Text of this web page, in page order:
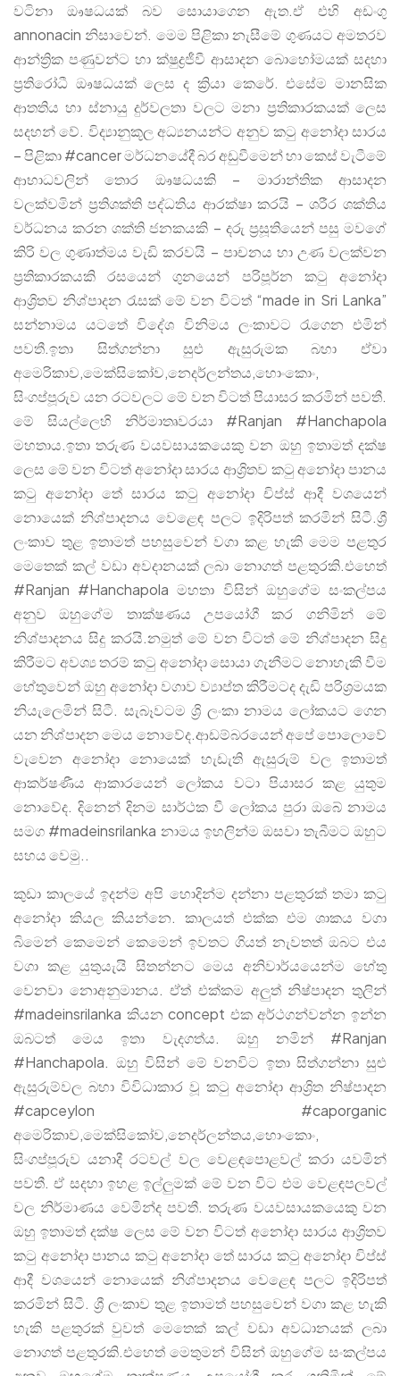
වටිනා ඖෂධයක් බව සොයාගෙන ඇත.ඒ එහි අඩංගු
annonacin නිසාවෙන්. මෙම පිළිකා නැසීමේ ගුණයට අමතරව
ආන්ත්‍රික පණුවන්ට හා ක්ෂුද්‍රජීවී ආසාදන බොහෝමයක් සදහා
ප්‍රතිරෝධී ඖෂධයක් ලෙස ද ක්‍රියා කෙරේ. එසේම මානසික
ආතතිය හා ස්නායු දුර්වලතා වලට මනා ප්‍රතිකාරකයක් ලෙස
සදහන් වේ. විද්‍යානුකූල අධ්‍යනයන්ට අනුව කටු අනෝදා සාරය
– පිළිකා #cancer මර්ධනයේදී බර අඩුවීමෙන් හා කෙස් වැටීමේ
ආභාධවලින් තොර ඖෂධයකි – මාරාන්තික ආසාදන
වලක්වමින් ප්‍රතිශක්ති පද්ධතිය ආරක්ෂා කරයි – ශරීර ශක්තිය
වර්ධනය කරන ශක්ති ජනකයකි – දරු ප්‍රසූතියෙන් පසු මවගේ
කිරි වල ගුණාත්මය වැඩි කරවයි – පාචනය හා උණ වලක්වන
ප්‍රතිකාරකයකි රසයෙන් ගුනයෙන් පරිපූර්න කටු අනෝදා
ආශ්‍රිතව නිශ්පාදන රැසක් මේ වන විටත් “made in Sri Lanka”
සන්නාමය යටතේ විදේශ විනිමය ලංකාවට රැගෙන එමින්
පවතී.ඉතා සිත්ගන්නා සුළු ඇසුරුමක බහා ඒවා
අමෙරිකාව,මෙක්සිකෝව,නෙදර්ලන්තය,හොංකොං,
සිංගප්පූරුව යන රටවලට මේ වන විටත් පියාසර කරමින් පවතී.
මේ සියල්ලෙහි නිර්මාතෘවරයා #Ranjan #Hanchapola
මහතාය.ඉතා තරුණ වයවසායකයෙකු වන ඔහු ඉතාමත් දක්ෂ
ලෙස මේ වන විටත් අනෝදා සාරය ආශ්‍රිතව කටු අනෝදා පානය
කටු අනෝදා තේ සාරය කටු අනෝදා චිප්ස් ආදී වශයෙන්
නොයෙක් නිශ්පාදනය වෙළෙඳ පලට ඉදිරිපත් කරමින් සිටී.ශ්‍රී
ලංකාව තුළ ඉතාමත් පහසුවෙන් වගා කළ හැකි මෙම පළතුර
මෙතෙක් කල් වඩා අවදානයක් ලබා නොගත් පළතුරකි.එහෙත්
#Ranjan #Hanchapola මහතා විසින් ඔහුගේම සංකල්පය
අනුව ඔහුගේම තාක්ෂණය උපයෝගී කර ගනිමින් මේ
නිශ්පාදනය සිදු කරයි.නමුත් මේ වන විටත් මේ නිශ්පාදන සිදු
කිරීමට අවශ්‍ය තරම් කටු අනෝදා සොයා ගැනීමට නොහැකි වීම
හේතුවෙන් ඔහු අනෝදා වගාව ව්‍යාප්ත කිරීමටද දැඩි පරිශ්‍රමයක
නියැලෙමින් සිටී. සැබෑවටම ශ්‍රි ලංකා නාමය ලෝකයට ගෙන
යන නිශ්පාදන මෙය නොවේද.ආඩම්බරයෙන් අපේ පොලොවේ
වැවෙන අනෝදා නොයෙක් හැඩැති ඇසුරුම් වල ඉතාමත්
ආකර්ෂණීය ආකාරයෙන් ලෝකය වටා පියාසර කළ යුතුම
නොවේද. දිනෙන් දිනම සාර්ථක වී ලෝකය පුරා ඔබේ නාමය
සමග #madeinsrilanka නාමය ඉහලින්ම ඔසවා තැබීමට ඔහුට
සහය වෙමු..
කුඩා කාලයේ ඉදන්ම අපි හොදින්ම දන්නා පළතුරක් තමා කටු
අනෝදා කියල කියන්නෙ. කාලයත් එක්ක එම ශාකය වගා
බිමෙන් කෙමෙන් කෙමෙන් ඉවතට ගියත් නැවතත් ඔබට එය
වගා කළ යුතුයැයි සිතන්නට මෙය අනිවාර්යයෙන්ම හේතු
වෙනවා නොඅනුමානය. ඒත් එක්කම අලුත් නිෂ්පාදන තුලින්
#madeinsrilanka කියන concept එක අර්ථගන්වන්න ඉන්න
ඔබටත් මෙය ඉතා වැදගත්ය. ඔහු නමින් #Ranjan
#Hanchapola. ඔහු විසින් මේ වනවිට ඉතා සිත්ගන්නා සුළු
ඇසුරුම්වල බහා විවිධාකාර වූ කටු අනෝදා ආශ්‍රිත නිෂ්පාදන
#capceylon #caporganic
අමෙරිකාව,මෙක්සිකෝව,නෙදර්ලන්තය,හොංකොං,
සිංගප්පූරුව යනාදී රටවල් වල වෙළඳපොළවල් කරා යවමින්
පවතී. ඒ සදහා ඉහළ ඉල්ලුමක් මේ වන විට එම වෙළඳපලවල්
වල නිර්මාණය වෙමින්ද පවතී. තරුණ වයවසායකයෙකු වන
ඔහු ඉතාමත් දක්ෂ ලෙස මේ වන විටත් අනෝදා සාරය ආශ්‍රිතව
කටු අනෝදා පානය කටු අනෝදා තේ සාරය කටු අනෝදා චිප්ස්
ආදී වශයෙන් නොයෙක් නිශ්පාදනය වෙළෙඳ පලට ඉදිරිපත්
කරමින් සිටී. ශ්‍රී ලංකාව තුළ ඉතාමත් පහසුවෙන් වගා කළ හැකි
හැකි පළතුරක් වුවත් මෙතෙක් කල් වඩා අවධානයක් ලබා
නොගත් පළතුරකි.එහෙත් මෙතුමන් විසින් ඔහුගේම සංකල්පය